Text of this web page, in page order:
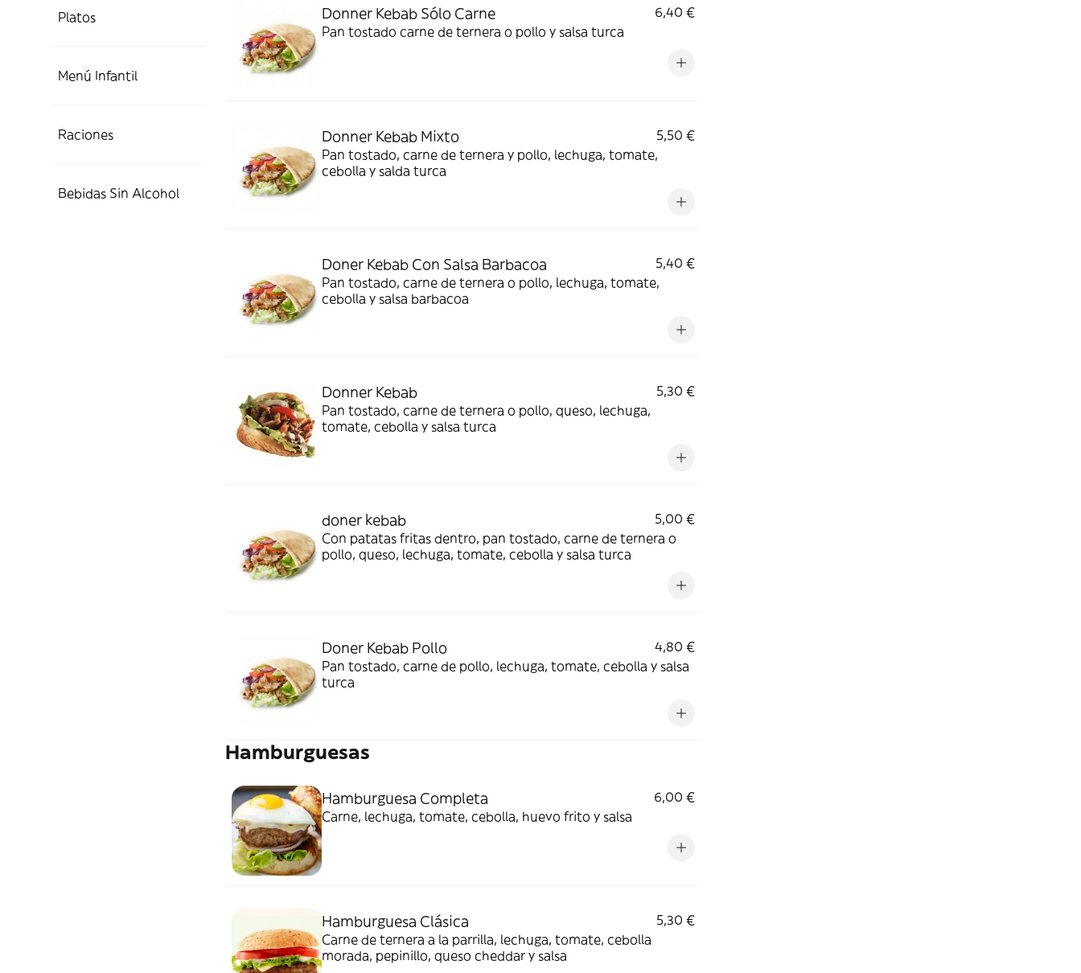
Platos
Menú Infantil
Raciones
Bebidas Sin Alcohol
Donner Kebab Sólo Carne
6,40 €
Pan tostado carne de ternera o pollo y salsa turca
Donner Kebab Mixto
5,50 €
Pan tostado, carne de ternera y pollo, lechuga, tomate,
cebolla y salda turca
Doner Kebab Con Salsa Barbacoa
5,40 €
Pan tostado, carne de ternera o pollo, lechuga, tomate,
cebolla y salsa barbacoa
Donner Kebab
5,30 €
Pan tostado, carne de ternera o pollo, queso, lechuga,
tomate, cebolla y salsa turca
doner kebab
5,00 €
Con patatas fritas dentro, pan tostado, carne de ternera o
pollo, queso, lechuga, tomate, cebolla y salsa turca
Doner Kebab Pollo
4,80 €
Pan tostado, carne de pollo, lechuga, tomate, cebolla y salsa
turca
Hamburguesas
Hamburguesa Completa
6,00 €
Carne, lechuga, tomate, cebolla, huevo frito y salsa
Hamburguesa Clásica
5,30 €
Carne de ternera a la parrilla, lechuga, tomate, cebolla
morada, pepinillo, queso cheddar y salsa